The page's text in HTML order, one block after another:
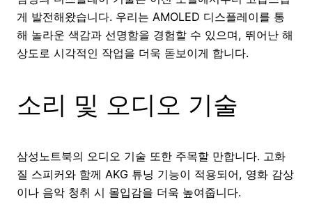
게 발전해왔습니다. 우리는 AMOLED 디스플레이를 통
해 놀라운 색감과 선명함을 경험할 수 있으며, 뛰어난 해
상도로 시각적인 작업을 더욱 돋보이게 합니다.
소리 및 오디오 기술
삼성노트북의 오디오 기술 또한 주목할 만합니다. 고화
질 스피커와 함께 AKG 튜닝 기능이 적용되어, 영화 감상
이나 음악 청취 시 몰입감을 더욱 높여줍니다.